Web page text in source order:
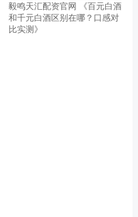
毅鸣天汇配资官网 《百元白酒
和千元白酒区别在哪？口感对
比实测》